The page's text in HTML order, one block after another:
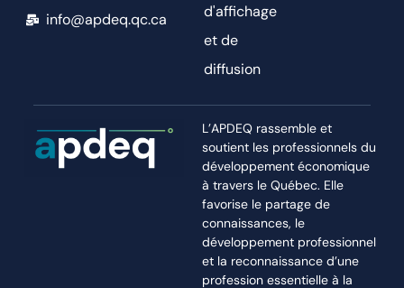
info@apdeq.qc.ca
d'affichage
et de
diffusion
L’APDEQ rassemble et
soutient les professionnels du
développement économique
à travers le Québec. Elle
favorise le partage de
connaissances, le
développement professionnel
et la reconnaissance d’une
profession essentielle à la